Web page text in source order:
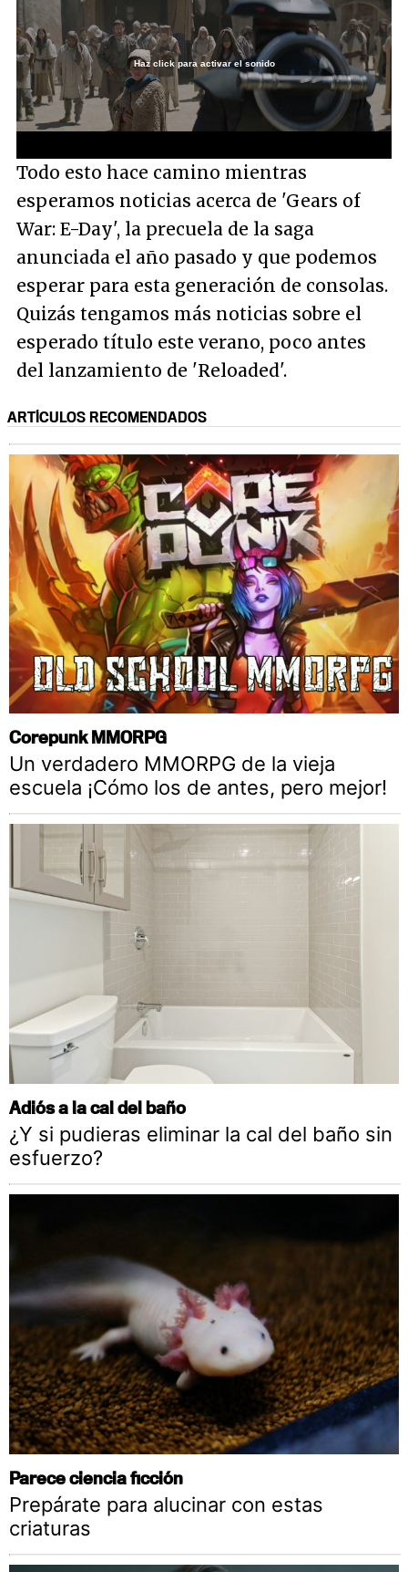
Unmute
Loaded:
50.69%
Haz click para activar el sonido
Todo esto hace camino mientras
esperamos noticias acerca de 'Gears of
War: E-Day', la precuela de la saga
anunciada el año pasado y que podemos
esperar para esta generación de consolas.
Quizás tengamos más noticias sobre el
esperado título este verano, poco antes
del lanzamiento de 'Reloaded'.
ARTÍCULOS RECOMENDADOS
Corepunk MMORPG
Un verdadero MMORPG de la vieja
escuela ¡Cómo los de antes, pero mejor!
Adiós a la cal del baño
¿Y si pudieras eliminar la cal del baño sin
esfuerzo?
Parece ciencia ficción
Prepárate para alucinar con estas
criaturas